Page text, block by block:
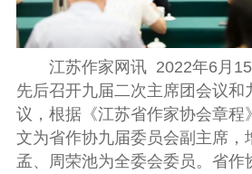
江苏作家网讯 2022年6月15
先后召开九届二次主席团会议和
议，根据《江苏省作家协会章程
文为省作协九届委员会副主席，
孟、周荣池为全委会委员。省作